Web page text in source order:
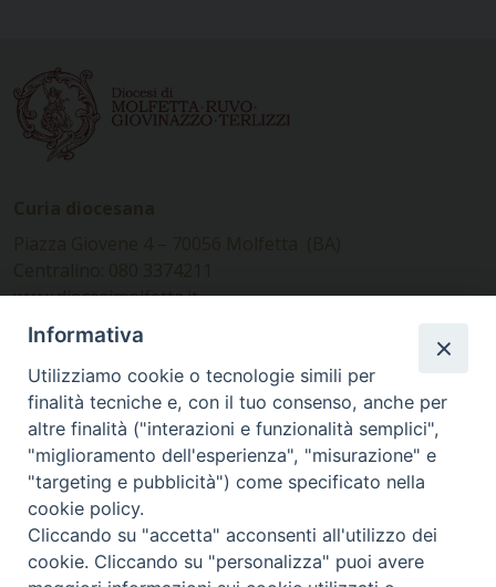
www.diocesimolfetta.it –
diocesimolfetta@pec.chiesacattolica.it
Ufficio Comunicazioni sociali
Piazza Giovene 4 – 70056 Molfetta (BA)
comunicazionisociali@diocesimolfetta.it
SEGUICI SU
Facebook
Instagram
X YouTube
Feed
Informativa
Utilizziamo cookie o tecnologie simili per
finalità tecniche e, con il tuo consenso, anche per
altre finalità ("interazioni e funzionalità semplici",
"miglioramento dell'esperienza", "misurazione" e
"targeting e pubblicità") come specificato nella
cookie policy.
Cliccando su "accetta" acconsenti all'utilizzo dei
cookie. Cliccando su "personalizza" puoi avere